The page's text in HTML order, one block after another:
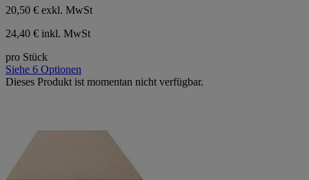
20,50 € exkl. MwSt
24,40 € inkl. MwSt
pro Stück
Siehe 6 Optionen
Dieses Produkt ist momentan nicht verfügbar.